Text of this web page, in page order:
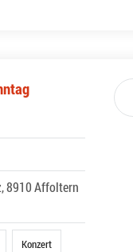
8910 Affoltern
Konzert